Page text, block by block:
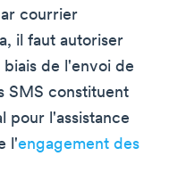
courrier
il faut autoriser
biais de l'envoi de
SMS constituent
pour l'assistance
l'engagement des